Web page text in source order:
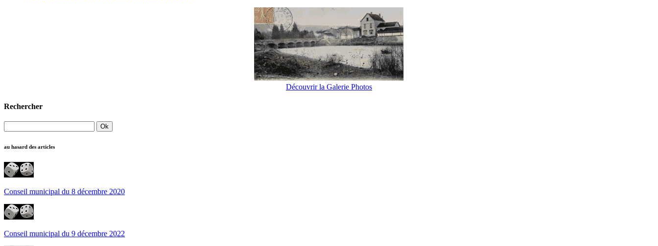
Découvrir la Galerie Photos
Rechercher
au hasard des articles
Conseil municipal du 8 décembre 2020
Conseil municipal du 9 décembre 2022